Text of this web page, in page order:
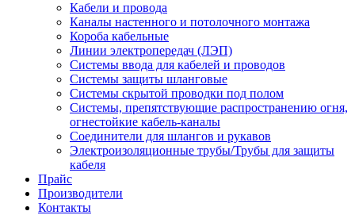
Кабели и провода
Каналы настенного и потолочного монтажа
Короба кабельные
Линии электропередач (ЛЭП)
Системы ввода для кабелей и проводов
Системы защиты шланговые
Системы скрытой проводки под полом
Системы, препятствующие распространению огня,
огнестойкие кабель-каналы
Соединители для шлангов и рукавов
Электроизоляционные трубы/Трубы для защиты
кабеля
Прайс
Производители
Контакты